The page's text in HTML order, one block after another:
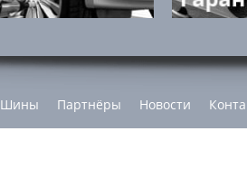
Шины Партнёры Новости